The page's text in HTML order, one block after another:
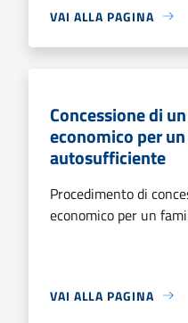
VAI ALLA PAGINA
Concessione di
economico per
autosufficiente
Procedimento di
economico per un
VAI ALLA PAGINA